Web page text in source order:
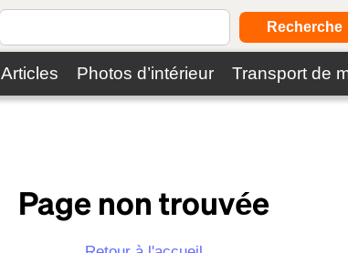
Recherche
Articles Photos d’intérieur Transport de
Page non trouvée